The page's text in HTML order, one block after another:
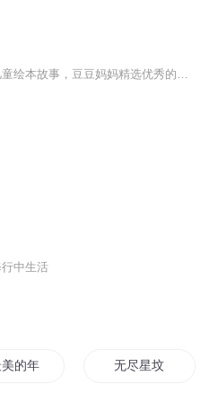
中生活
的年纪错遇你 无尽星坟